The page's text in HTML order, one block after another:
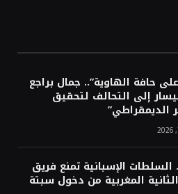
على حافة الهاوية”.. جمال براجع
إلى التحالف لتحقيق
الديمقراطي”
الإسبانية تمنع فريق
المغربية من دخول سبتة